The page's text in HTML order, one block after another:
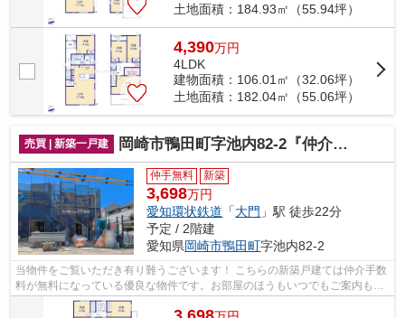
土地面積：184.93㎡（55.94坪）
4,390万円
4LDK
建物面積：106.01㎡（32.06坪）
土地面積：182.04㎡（55.06坪）
売買 | 新築一戸建 岡崎市鴨田町字池内82-2『仲介料無料』新築戸建て
仲手無料 新築
3,698万円
愛知環状鉄道 「大門 」駅 徒歩22分
予定 / 2階建
愛知県岡崎市鴨田町字池内82-2
当物件をご覧いただき有り難うございます！ こちらの新築戸建ては仲介手数
料が無料になっている優良な物件です。お部屋のほうもいつでもご案内もさ
せて頂きますのでお気軽にお問合せ下...